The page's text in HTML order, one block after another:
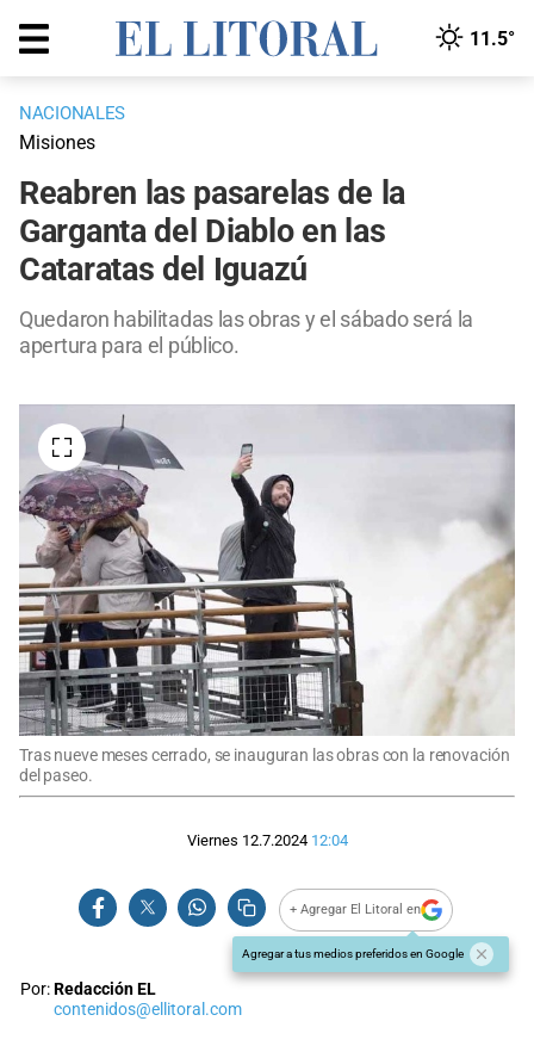
11.5°
NACIONALES
Misiones
Reabren las pasarelas de la
Garganta del Diablo en las
Cataratas del Iguazú
Quedaron habilitadas las obras y el sábado será la
apertura para el público.
Tras nueve meses cerrado, se inauguran las obras con la renovación
del paseo.
Viernes 12.7.2024 12:04
+ Agregar El Litoral en
Agregar a tus medios preferidos en Google
Por:Redacción EL
contenidos@ellitoral.com